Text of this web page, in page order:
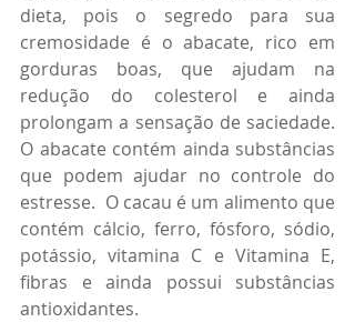
dieta, pois o segredo para sua
cremosidade é o abacate, rico em
gorduras boas, que ajudam na
redução do colesterol e ainda
prolongam a sensação de saciedade.
O abacate contém ainda substâncias
que podem ajudar no controle do
estresse.  O cacau é um alimento que
contém cálcio, ferro, fósforo, sódio,
potássio, vitamina C e Vitamina E,
fibras e ainda possui substâncias
antioxidantes.